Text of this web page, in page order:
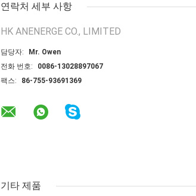
연락처 세부 사항
HK ANENERGE CO., LIMITED
담당자:
Mr. Owen
전화 번호:
0086-13028897067
팩스:
86-755-93691369
기타 제품